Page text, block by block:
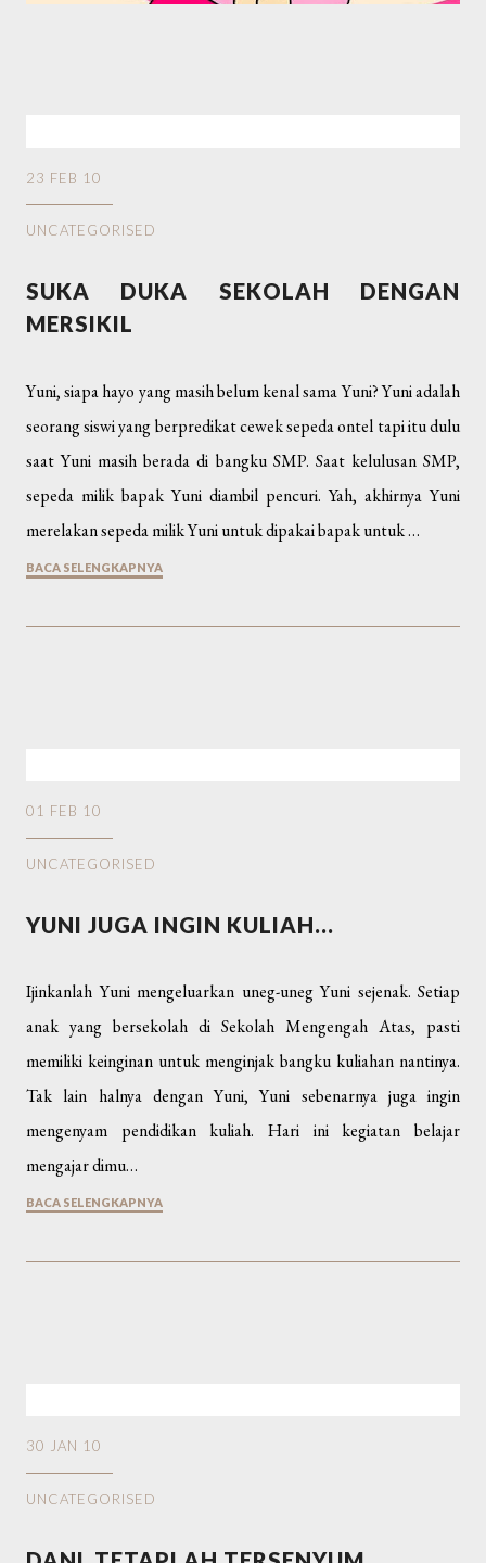
23 FEB 10
UNCATEGORISED
SUKA DUKA SEKOLAH DENGAN
MERSIKIL
Yuni, siapa hayo yang masih belum kenal sama Yuni? Yuni adalah
seorang siswi yang berpredikat cewek sepeda ontel tapi itu dulu
saat Yuni masih berada di bangku SMP. Saat kelulusan SMP,
sepeda milik bapak Yuni diambil pencuri. Yah, akhirnya Yuni
merelakan sepeda milik Yuni untuk dipakai bapak untuk …
BACA SELENGKAPNYA
01 FEB 10
UNCATEGORISED
YUNI JUGA INGIN KULIAH...
Ijinkanlah Yuni mengeluarkan uneg-uneg Yuni sejenak. Setiap
anak yang bersekolah di Sekolah Mengengah Atas, pasti
memiliki keinginan untuk menginjak bangku kuliahan nantinya.
Tak lain halnya dengan Yuni, Yuni sebenarnya juga ingin
mengenyam pendidikan kuliah. Hari ini kegiatan belajar
mengajar dimu…
BACA SELENGKAPNYA
30 JAN 10
UNCATEGORISED